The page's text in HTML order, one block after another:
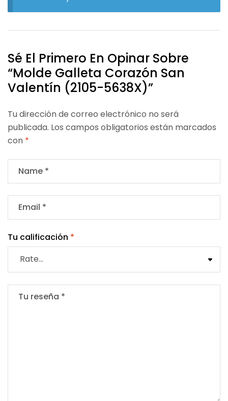
Sé El Primero En Opinar Sobre
“Molde Galleta Corazón San
Valentín (2105-5638X)”
Tu dirección de correo electrónico no será
publicada. Los campos obligatorios están marcados
con *
Tu calificación *